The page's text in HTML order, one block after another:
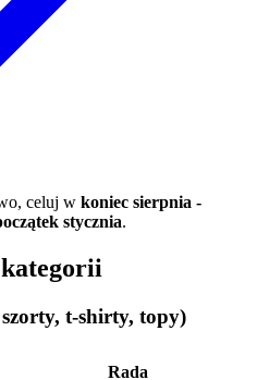
celuj w koniec sierpnia -
stycznia.
t-shirty, topy)
Rada